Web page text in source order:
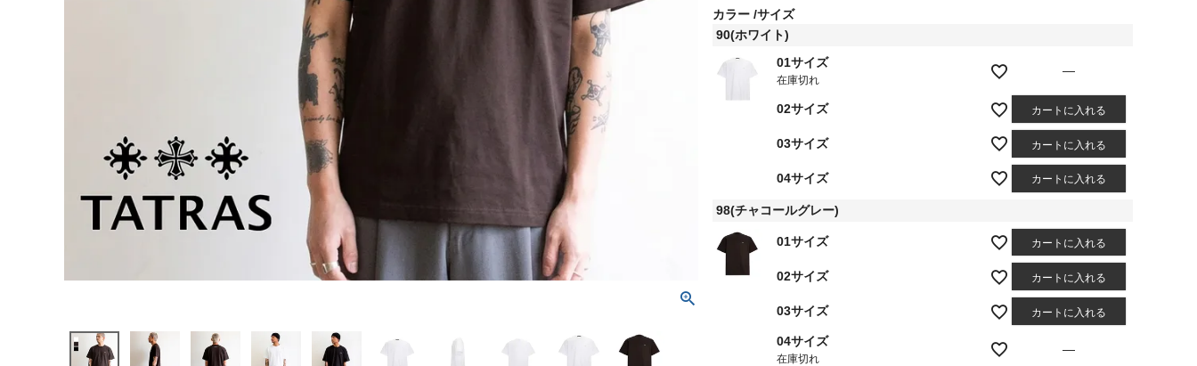
カラー サイズ
90(ホワイト)
01サイズ
在庫切れ
—
02サイズ カートに入れる
03サイズ カートに入れる
04サイズ カートに入れる
98(チャコールグレー)
01サイズ カートに入れる
02サイズ カートに入れる
03サイズ カートに入れる
04サイズ
在庫切れ
—